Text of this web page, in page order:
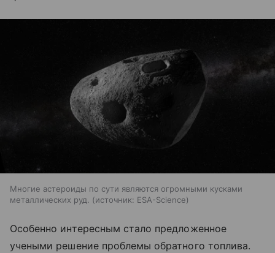
Многие астероиды по сути являются огромными кусками
металлических руд.
источник: ESA-Science
Особенно интересным стало предложенное
учеными решение проблемы обратного топлива.